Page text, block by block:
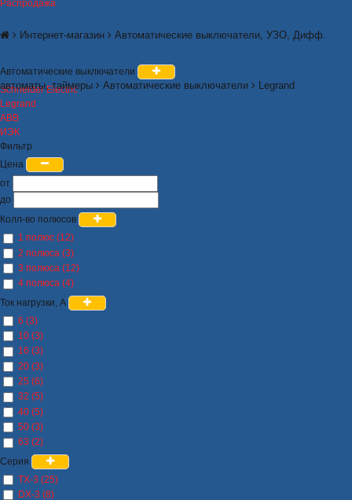
Распродажа
Интернет-магазин Автоматические выключатели, УЗО, Дифф.
автоматы, таймеры Автоматические выключатели Legrand
Автоматические выключатели
Schneider Electric
Legrand
ABB
ИЭК
Фильтр
Цена
от
до
Колл-во полюсов
1 полюс (12)
2 полюса (3)
3 полюса (12)
4 полюса (4)
Ток нагрузки, А
6 (3)
10 (3)
16 (3)
20 (3)
25 (6)
32 (5)
40 (5)
50 (3)
63 (2)
Серия
TX-3 (25)
DX-3 (8)